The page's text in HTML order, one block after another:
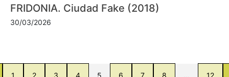
FRIDONIA. Ciudad Fake (2018)
30/03/2026
1 2 3 4 5 6 7 8 … 12